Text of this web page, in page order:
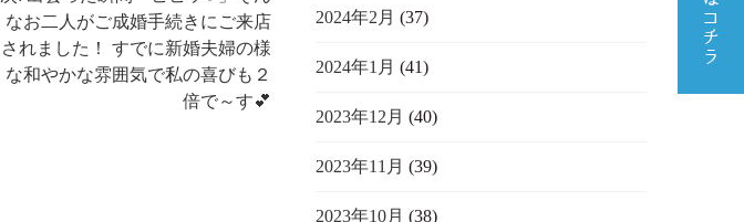
なお二人がご成婚手続きにご来店
されました！ すでに新婚夫婦の様
な和やかな雰囲気で私の喜びも２
倍で～す💕
2024年2月 (37)
2024年1月 (41)
2023年12月 (40)
2023年11月 (39)
2023年10月 (38)